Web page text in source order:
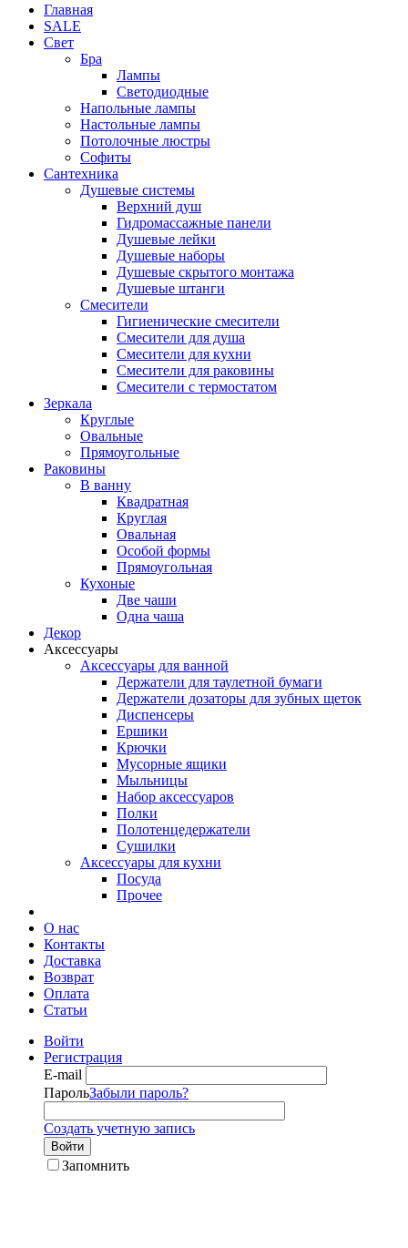
Главная
SALE
Свет
Бра
Лампы
Светодиодные
Напольные лампы
Настольные лампы
Потолочные люстры
Софиты
Сантехника
Душевые системы
Верхний душ
Гидромассажные панели
Душевые лейки
Душевые наборы
Душевые скрытого монтажа
Душевые штанги
Смесители
Гигиенические смесители
Смесители для душа
Смесители для кухни
Смесители для раковины
Смесители с термостатом
Зеркала
Круглые
Овальные
Прямоугольные
Раковины
В ванну
Квадратная
Круглая
Овальная
Особой формы
Прямоугольная
Кухоные
Две чаши
Одна чаша
Декор
Аксессуары
Аксессуары для ванной
Держатели для таулетной бумаги
Держатели дозаторы для зубных щеток
Диспенсеры
Ершики
Крючки
Мусорные ящики
Мыльницы
Набор аксессуаров
Полки
Полотенцедержатели
Сушилки
Аксессуары для кухни
Посуда
Прочее
О нас
Контакты
Доставка
Возврат
Оплата
Статьи
Войти
Регистрация
E-mail
ПарольЗабыли пароль?
Создать учетную запись
Войти
Запомнить